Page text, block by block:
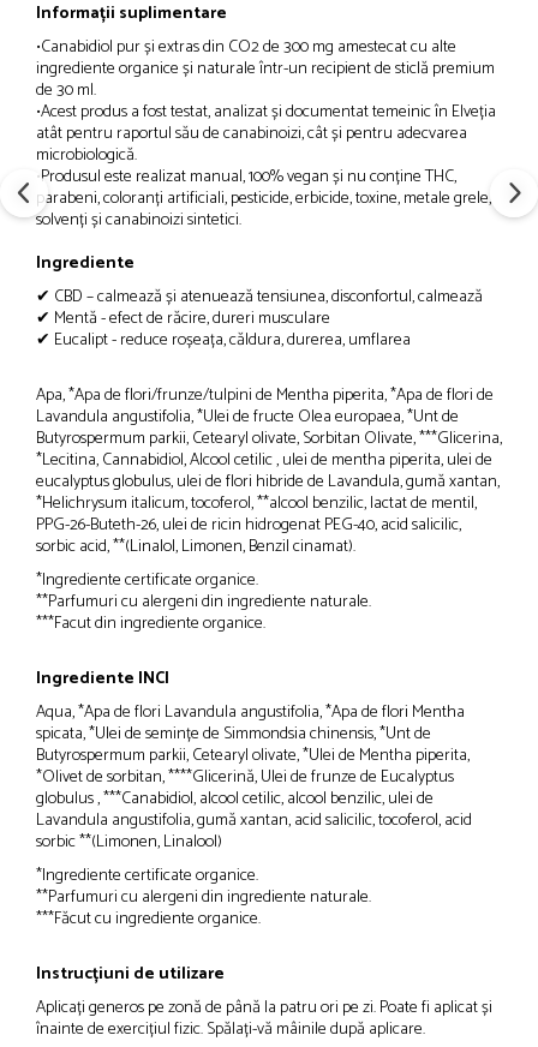
Informații suplimentare
•Canabidiol pur și extras din CO2 de 300 mg amestecat cu alte
ingrediente organice și naturale într-un recipient de sticlă premium
de 30 ml.
•Acest produs a fost testat, analizat și documentat temeinic în Elveția
atât pentru raportul său de canabinoizi, cât și pentru adecvarea
microbiologică.
•Produsul este realizat manual, 100% vegan și nu conține THC,
parabeni, coloranți artificiali, pesticide, erbicide, toxine, metale grele,
solvenți și canabinoizi sintetici.
Ingrediente
✔ CBD – calmează și atenuează tensiunea, disconfortul, calmează
✔ Mentă - efect de răcire, dureri musculare
✔ Eucalipt - reduce roșeața, căldura, durerea, umflarea
Apa, *Apa de flori/frunze/tulpini de Mentha piperita, *Apa de flori de
Lavandula angustifolia, *Ulei de fructe Olea europaea, *Unt de
Butyrospermum parkii, Cetearyl olivate, Sorbitan Olivate, ***Glicerina,
*Lecitina, Cannabidiol, Alcool cetilic , ulei de mentha piperita, ulei de
eucalyptus globulus, ulei de flori hibride de Lavandula, gumă xantan,
*Helichrysum italicum, tocoferol, **alcool benzilic, lactat de mentil,
PPG-26-Buteth-26, ulei de ricin hidrogenat PEG-40, acid salicilic,
sorbic acid, **(Linalol, Limonen, Benzil cinamat).
*Ingrediente certificate organice.
**Parfumuri cu alergeni din ingrediente naturale.
***Facut din ingrediente organice.
Ingrediente INCI
Aqua, *Apa de flori Lavandula angustifolia, *Apa de flori Mentha
spicata, *Ulei de semințe de Simmondsia chinensis, *Unt de
Butyrospermum parkii, Cetearyl olivate, *Ulei de Mentha piperita,
*Olivet de sorbitan, ****Glicerină, Ulei de frunze de Eucalyptus
globulus , ***Canabidiol, alcool cetilic, alcool benzilic, ulei de
Lavandula angustifolia, gumă xantan, acid salicilic, tocoferol, acid
sorbic **(Limonen, Linalool)
*Ingrediente certificate organice.
**Parfumuri cu alergeni din ingrediente naturale.
***Făcut cu ingrediente organice.
Instrucțiuni de utilizare
Aplicați generos pe zonă de până la patru ori pe zi. Poate fi aplicat și
înainte de exercițiul fizic. Spălați-vă mâinile după aplicare.